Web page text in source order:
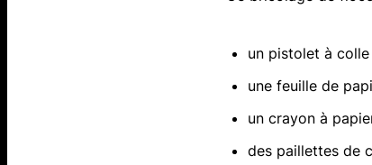
un pistolet à colle
une feuille de
un crayon à
des paillettes de